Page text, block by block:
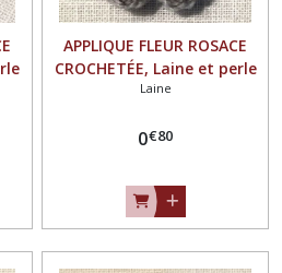
APPLIQUE FLEUR ROSACE
CROCHETÉE, Laine et perle
nacrée / GRIS FONCÉ ** 4,5 /
coudre ou à coller, vendu à
Laine
0€80